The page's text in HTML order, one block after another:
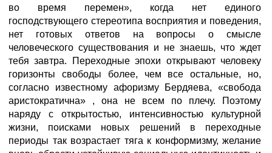
во время перемен», когда нет единого
господствующего стереотипа восприятия и поведения,
нет готовых ответов на вопросы о смысле
человеческого существования и не знаешь, что ждет
тебя завтра. Переходные эпохи открывают человеку
горизонты свободы более, чем все остальные, но,
согласно известному афоризму Бердяева, «свобода
аристократична» , она не всем по плечу. Поэтому
наряду с открытостью, интенсивностью культурной
жизни, поисками новых решений в переходные
периоды так возрастает тяга к конформизму, желание